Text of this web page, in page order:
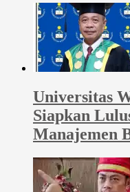
Universitas
Siapkan
Manajemen